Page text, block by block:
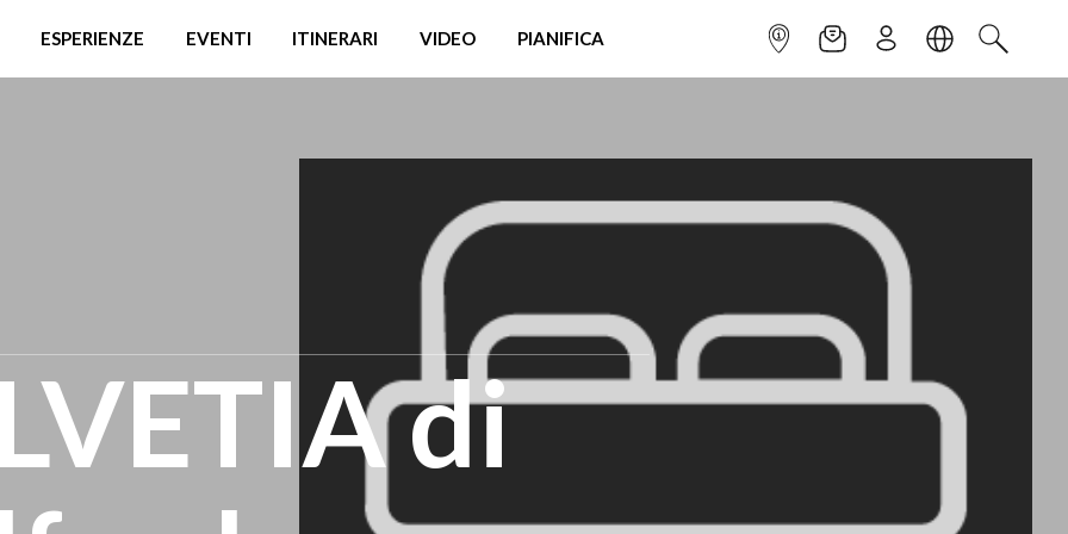
ESPERIENZE EVENTI ITINERARI VIDEO PIANIFICA INFOPOINTNEWSLETTER
ISCRIVITILINGUACERCA
di